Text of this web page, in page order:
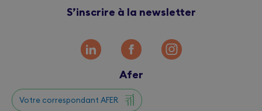
S’inscrire à la newsletter
Afer
Votre correspondant AFER